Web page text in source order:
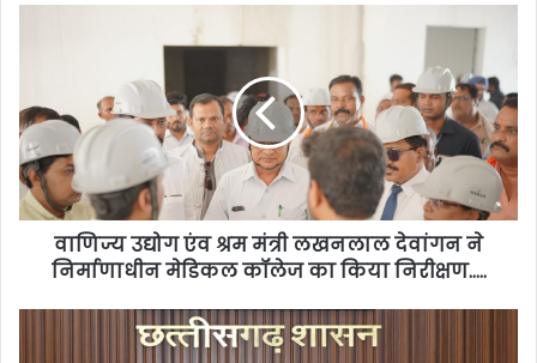
वाणिज्य उद्योग एंव श्रम मंत्री लखनलाल देवांगन ने
निर्माणाधीन मेडिकल कॉलेज का किया निरीक्षण…..